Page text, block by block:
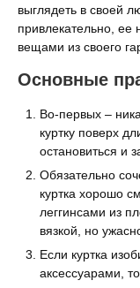
выглядеть в своей
привлекательно, ее
вещами из своего
Основные
Во-первых –
куртку поверх
остановиться и
Обязательно
куртка хорошо
леггинсами из
вязкой, но
Если куртка
аксессуарами,